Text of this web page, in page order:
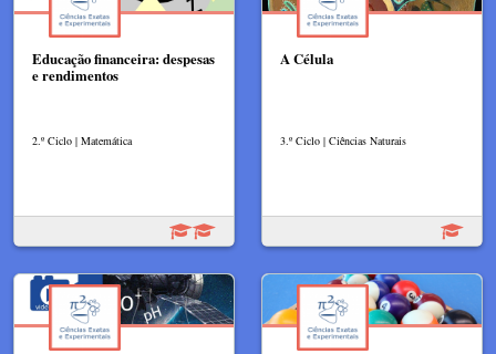
Educação financeira: despesas
e rendimentos
2.º Ciclo | Matemática
A Célula
3.º Ciclo | Ciências Naturais